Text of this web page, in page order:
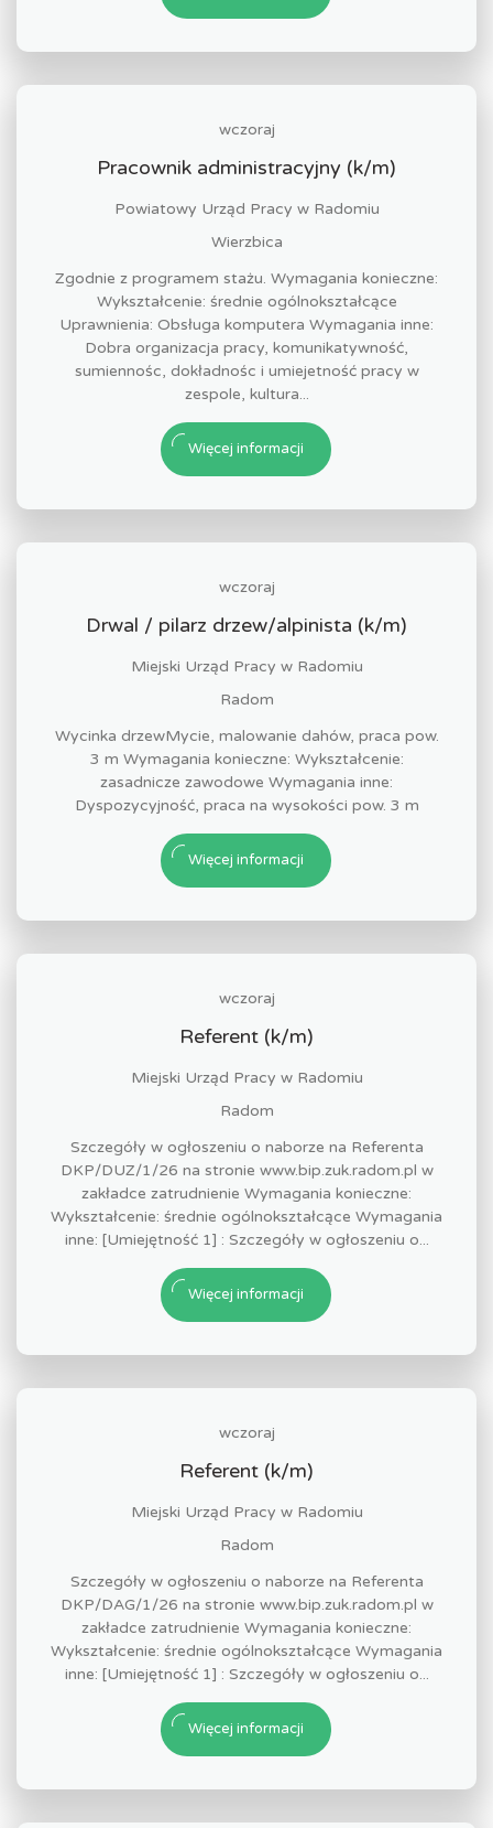
wczoraj
Pracownik administracyjny (k/m)
Powiatowy Urząd Pracy w Radomiu
Wierzbica
Zgodnie z programem stażu. Wymagania konieczne:
Wykształcenie: średnie ogólnokształcące
Uprawnienia: Obsługa komputera Wymagania inne:
Dobra organizacja pracy, komunikatywność,
sumiennośc, dokładnośc i umiejetność pracy w
zespole, kultura...
Więcej informacji
wczoraj
Drwal / pilarz drzew/alpinista (k/m)
Miejski Urząd Pracy w Radomiu
Radom
Wycinka drzewMycie, malowanie dahów, praca pow.
3 m Wymagania konieczne: Wykształcenie:
zasadnicze zawodowe Wymagania inne:
Dyspozycyjność, praca na wysokości pow. 3 m
Więcej informacji
wczoraj
Referent (k/m)
Miejski Urząd Pracy w Radomiu
Radom
Szczegóły w ogłoszeniu o naborze na Referenta
DKP/DUZ/1/26 na stronie www.bip.zuk.radom.pl w
zakładce zatrudnienie Wymagania konieczne:
Wykształcenie: średnie ogólnokształcące Wymagania
inne: [Umiejętność 1] : Szczegóły w ogłoszeniu o...
Więcej informacji
wczoraj
Referent (k/m)
Miejski Urząd Pracy w Radomiu
Radom
Szczegóły w ogłoszeniu o naborze na Referenta
DKP/DAG/1/26 na stronie www.bip.zuk.radom.pl w
zakładce zatrudnienie Wymagania konieczne:
Wykształcenie: średnie ogólnokształcące Wymagania
inne: [Umiejętność 1] : Szczegóły w ogłoszeniu o...
Więcej informacji